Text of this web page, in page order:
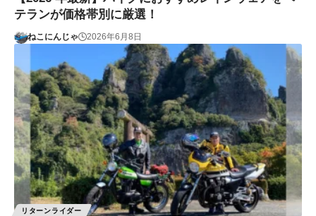
テランが価格帯別に厳選！
ねこにんじゃ 2026年6月8日
リターンライダー